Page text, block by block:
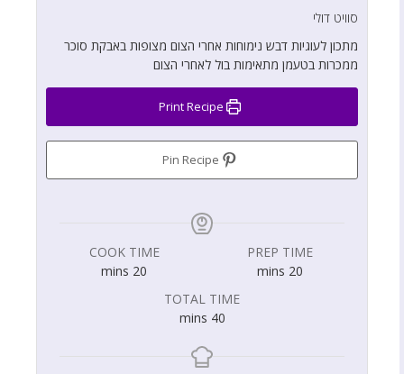
סוויט דולי
מתכון לעוגיות דבש נימוחות אחרי הצום מצופות באבקת סוכר
ממכרות בטעמן מתאימות בול לאחרי הצום
PREP TIME
20
mins
COOK TIME
20
mins
TOTAL TIME
40
mins